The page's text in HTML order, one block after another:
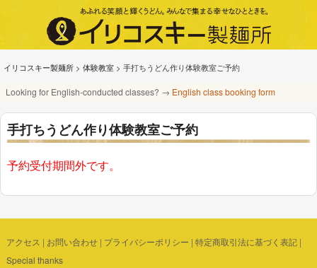
イリコスキー製麺所 > 体験教室 > 手打ちうどん作り体験教室ご予約
Looking for English-conducted classes? → English class booking form
手打ちうどん作り体験教室ご予約
予約受付期間外です。
アクセス | お問い合わせ| プライバシーポリシー | 特定商取引法に基づく表記|
Special thanks